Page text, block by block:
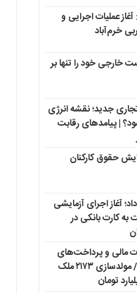
عملیات اجرایی و
خرم‌آباد
خارجی خود را تنها بر
جدید؛ نقشه انرژی
| پیامدهای رقابت
حقوق کارکنان
آغاز اجرای آزمایشی
به کارت بانکی در
مالی و پرداخت‌های
عمومی در شرایط جنگی/ مولدسازی ۲۱۷۳ ملک